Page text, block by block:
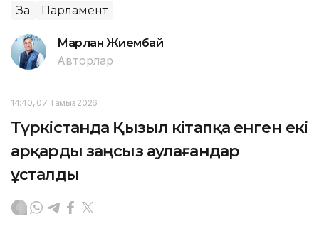
Заң Парламент
Марлан Жиембай
Авторлар
14:40, 07 Тамыз 2026
Түркістанда Қызыл кітапқа енген екі
арқарды заңсыз аулағандар
ұсталды